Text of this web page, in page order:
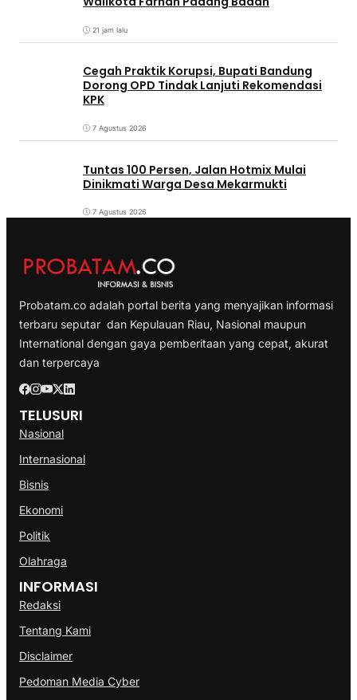
21 jam lalu
Cegah Praktik Korupsi, Bupati Bandung
Dorong OPD Tindak Lanjuti Rekomendasi
KPK
7 Agustus 2026
Tuntas 100 Persen, Jalan Hotmix Mulai
Dinikmati Warga Desa Mekarmukti
7 Agustus 2026
Probatam.co adalah portal berita yang menyajikan informasi
terbaru seputar dan Kepulauan Riau, Nasional maupun
International dengan gaya pemberitaan yang cepat, akurat
dan terpercaya
TELUSURI
Nasional
Internasional
Bisnis
Ekonomi
Politik
Olahraga
INFORMASI
Redaksi
Tentang Kami
Disclaimer
Pedoman Media Cyber